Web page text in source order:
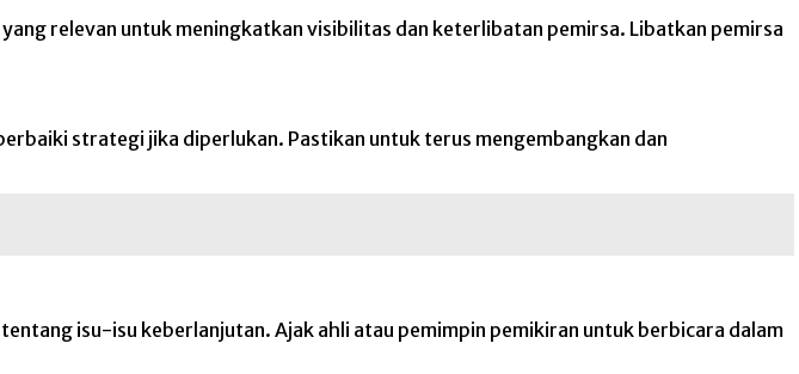
relevan untuk meningkatkan visibilitas dan keterlibatan pemirsa. Libatkan pemirsa
strategi jika diperlukan. Pastikan untuk terus mengembangkan dan
isu-isu keberlanjutan. Ajak ahli atau pemimpin pemikiran untuk berbicara dalam